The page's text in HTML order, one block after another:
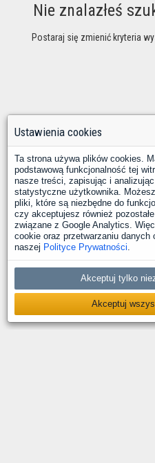
Nie znalazłeś
Postaraj się zmienić kryteria
Ustawienia cookies
Ta strona używa plików cookies.
podstawową funkcjonalność tej
nasze treści, zapisując i
statystyczne użytkownika.
pliki, które są niezbędne do
czy akceptujesz również
związane z Google Analytics.
cookie oraz przetwarzaniu
naszej Polityce Prywatności.
Akceptuj tylko
Akceptuj